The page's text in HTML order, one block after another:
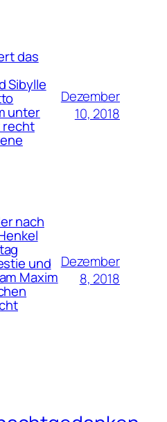
das
Sibylle
unter
recht
Dezember
10, 2018
nach
und
Maxim
Dezember
8, 2018